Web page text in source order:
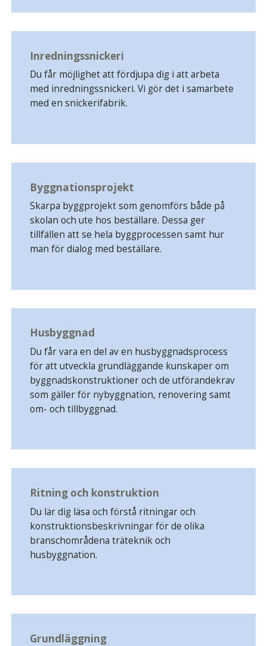
Inredningssnickeri
Du får möjlighet att fördjupa dig i att arbeta
med inredningssnickeri. Vi gör det i samarbete
med en snickerifabrik.
Byggnationsprojekt
Skarpa byggprojekt som genomförs både på
skolan och ute hos beställare. Dessa ger
tillfällen att se hela byggprocessen samt hur
man för dialog med beställare.
Husbyggnad
Du får vara en del av en husbyggnadsprocess
för att utveckla grundläggande kunskaper om
byggnadskonstruktioner och de utförandekrav
som gäller för nybyggnation, renovering samt
om- och tillbyggnad.
Ritning och konstruktion
Du lär dig läsa och förstå ritningar och
konstruktionsbeskrivningar för de olika
branschområdena träteknik och
husbyggnation.
Grundläggning